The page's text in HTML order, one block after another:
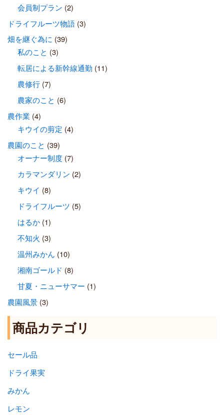
会員制プラン (2)
ドライフルーツ物語(3)
畑を継ぐ為に (39)
私のこと (3)
転居による新幹線通勤 (11)
農修行(7)
農家のこと (6)
農作業 (4)
キウイの剪定 (4)
農園のこと (39)
オーナー制度(7)
カラマンダリン (2)
キウイ (8)
ドライフルーツ (5)
はるか(1)
不知火 (3)
温州みかん (10)
湘南ゴールド (8)
甘夏・ニューサマー (1)
農園風景(3)
商品カテゴリ
セール品
ドライ果実
みかん
レモン